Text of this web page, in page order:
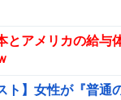
ん、妊娠中とは思
らの注意喚起、ヤ
とアメリカの給与
ト】女性が『普通